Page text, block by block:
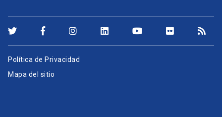
Política de Privacidad
Mapa del sitio